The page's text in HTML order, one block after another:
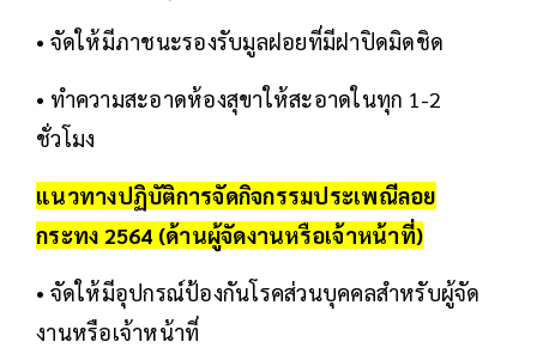
• จัดให้มีภาชนะรองรับมูลฝอยที่มีฝาปิดมิดชิด
• ทำความสะอาดห้องสุขาให้สะอาดในทุก 1-2
ชั่วโมง
แนวทางปฏิบัติการจัดกิจกรรมประเพณีลอย
กระทง 2564 (ด้านผู้จัดงานหรือเจ้าหน้าที่)
• จัดให้มีอุปกรณ์ป้องกันโรคส่วนบุคคลสำหรับผู้จัด
งานหรือเจ้าหน้าที่